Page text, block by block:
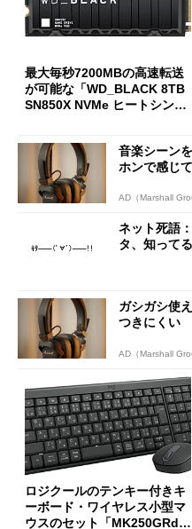
最大毎秒7200MBの高速転送
が可能な「WD_BLACK 8TB
SN850X NVMe ヒートシンク
音楽シーン
ホンで感じ
AD（Marshall
ネット死
タ、知って
ガシガシ使
つきにくい
AD（Marshall
ロジクールのテンキー付きキ
ーボード・ワイヤレス小型マ
ウスのセット「MK250GRd」